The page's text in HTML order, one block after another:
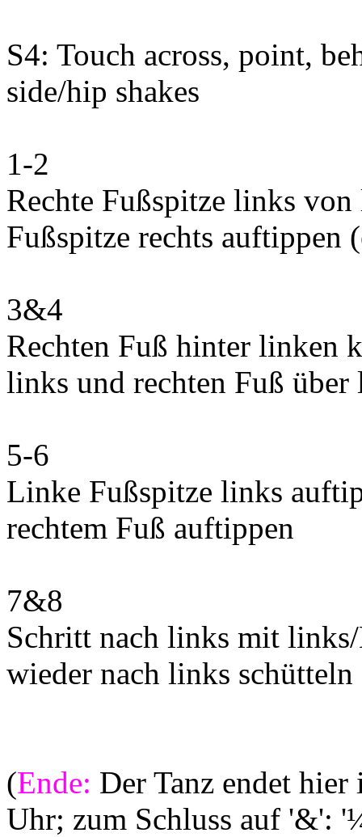
S4: Touch across, point,
side/hip shakes
1-2
Rechte Fußspitze links
Fußspitze rechts auftippen
3&4
Rechten Fuß hinter linken
links und rechten Fuß über
5-6
Linke Fußspitze links
rechtem Fuß auftippen
7&8
Schritt nach links mit
wieder nach links schütteln
(Ende: Der Tanz endet
Uhr; zum Schluss auf '&':